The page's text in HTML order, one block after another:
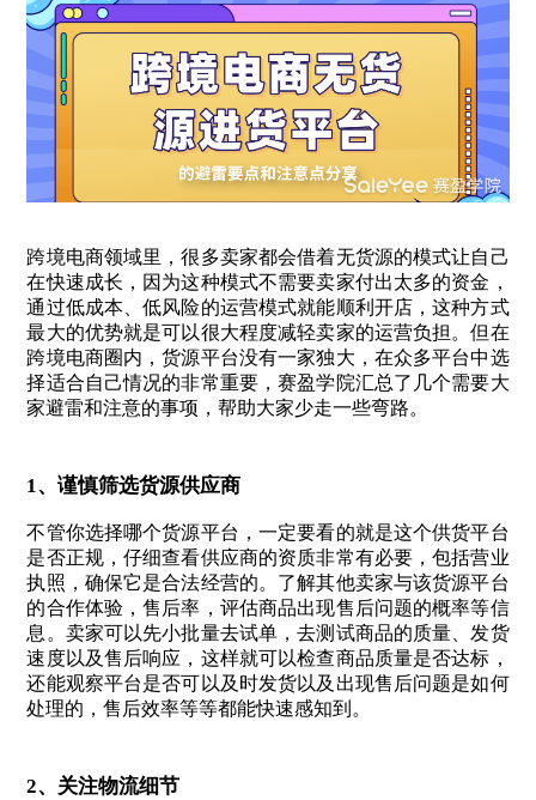
跨境电商领域里，很多卖家都会借着无货源的模式让自己
在快速成长，因为这种模式不需要卖家付出太多的资金，
通过低成本、低风险的运营模式就能顺利开店，这种方式
最大的优势就是可以很大程度减轻卖家的运营负担。但在
跨境电商圈内，货源平台没有一家独大，在众多平台中选
择适合自己情况的非常重要，赛盈学院汇总了几个需要大
家避雷和注意的事项，帮助大家少走一些弯路。
1、谨慎筛选货源供应商
不管你选择哪个货源平台，一定要看的就是这个供货平台
是否正规，仔细查看供应商的资质非常有必要，包括营业
执照，确保它是合法经营的。了解其他卖家与该货源平台
的合作体验，售后率，评估商品出现售后问题的概率等信
息。卖家可以先小批量去试单，去测试商品的质量、发货
速度以及售后响应，这样就可以检查商品质量是否达标，
还能观察平台是否可以及时发货以及出现售后问题是如何
处理的，售后效率等等都能快速感知到。
2、关注物流细节